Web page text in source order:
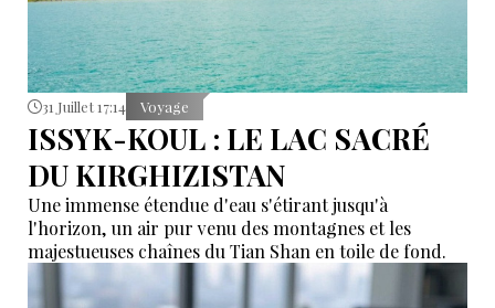
31 Juillet 17:14 Voyage
ISSYK-KOUL : LE LAC SACRÉ
DU KIRGHIZISTAN
Une immense étendue d'eau s'étirant jusqu'à
l'horizon, un air pur venu des montagnes et les
majestueuses chaînes du Tian Shan en toile de fond.